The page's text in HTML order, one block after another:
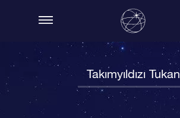
Takımyıldızı Tukan